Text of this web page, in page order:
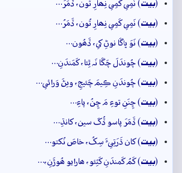
(بيت) نَمِي کَمِي نِھارِ تُون، ڏَمَرَ…
(بيت) نَمِي کَمِي نِھارِ تُون، ڏَمَرُ…
(بيت) نَوَ ڀاڱا نوڻِ کي، ڏَھُون…
(بيت) چُوندَلَ چَڱا نَہ ٿِئا، کَمَندَنِ…
(بيت) چُوندَنِ ڪِيمَ چَئيجِ، ويڻَ وَرائي…
(بيت) ڇِنَنِ توءِ مَ ڇِنُ، پاءِ…
(بيت) ڏَمَرَ پاسو ڏُکَ سين، کانڌِ…
(بيت) کان ڌَرَتِيءَ سِکُ، خاصَ نُکتو…
(بيت) کَمُ کَمندَنِ کَٽِئو، ھارايو ھُوڙَنِ،…